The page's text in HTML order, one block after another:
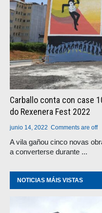
Carballo conta con case
do Rexenera Fest 2022
junio 14, 2022 Comments are off
A vila gañou cinco novas
a converterse durante ...
NOTICIAS MÁIS VISTAS